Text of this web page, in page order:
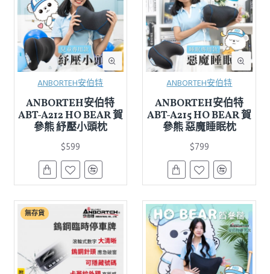
ANBORTEH安伯特
ANBORTEH安伯特
ABT-A212 HO BEAR 賀
參熊 紓壓小頭枕
$599
ANBORTEH安伯特
ANBORTEH安伯特
ABT-A215 HO BEAR 賀
參熊 惡魔睡眠枕
$799
無存貨